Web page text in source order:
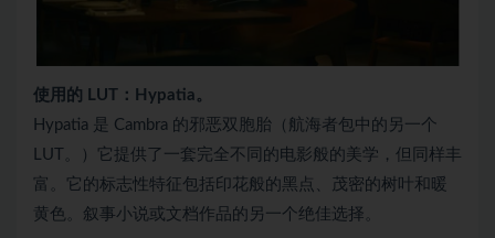
使用的 LUT：Hypatia。
Hypatia 是 Cambra 的邪恶双胞胎（航海者包中的另一个
LUT。）它提供了一套完全不同的电影般的美学，但同样丰
富。它的标志性特征包括印花般的黑点、茂密的树叶和暖
黄色。叙事小说或文档作品的另一个绝佳选择。